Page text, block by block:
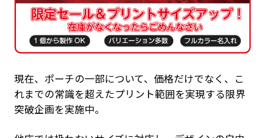
現在、ポーチの一部について、価格だけでなく、こ
れまでの常識を超えたプリント範囲を実現する限界
突破企画を実施中。